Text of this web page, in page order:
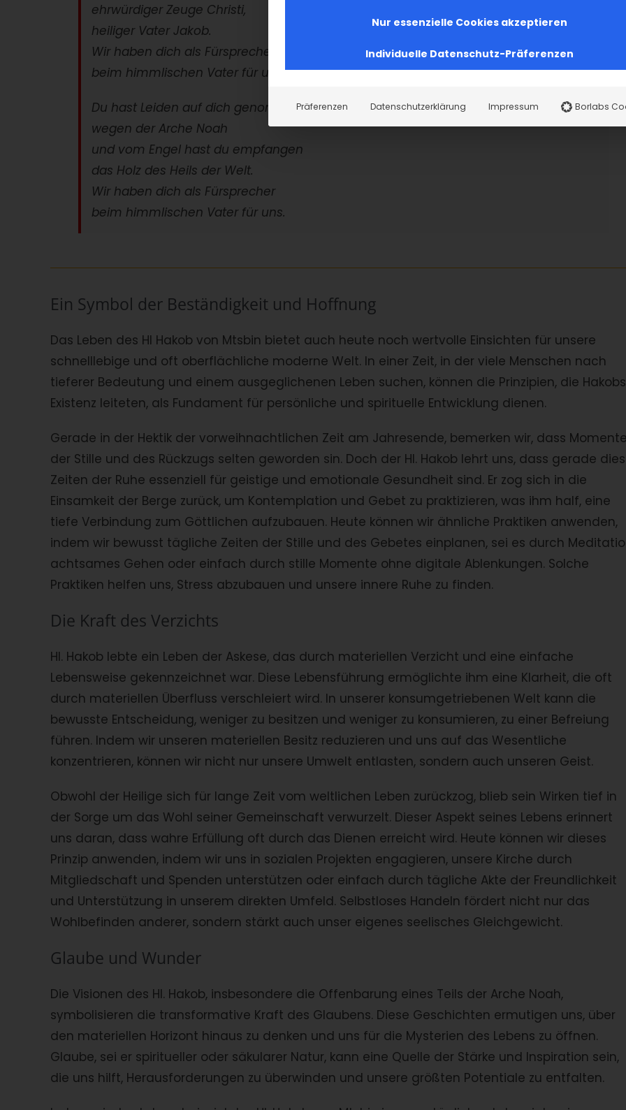
ehrwürdiger Zeuge Christi,
heiliger Vater Jakob.
Wir haben dich als Fürsprecher
beim himmlischen Vater für uns.
Du hast Leiden auf dich genommen
wegen der Arche Noah
und vom Engel hast du empfangen
das Holz des Heils der Welt.
Wir haben dich als Fürsprecher
beim himmlischen Vater für uns.
Ein Symbol der Beständigkeit und Hoffnung
Das Leben des Hl Hakob von Mtsbin bietet auch heute noch wertvolle Einsichten für unsere
schnelllebige und oft oberflächliche moderne Welt. In einer Zeit, in der viele Menschen nach
tieferer Bedeutung und einem ausgeglichenen Leben suchen, können die Prinzipien, die Hakobs
Existenz leiteten, als Fundament für persönliche und spirituelle Entwicklung dienen.
Gerade in der Hektik der vorweihnachtlichen Zeit am Jahresende, bemerken wir, dass
der Stille und des Rückzugs selten geworden sin. Doch der Hl. Hakob lehrt uns, dass gerade
Zeiten der Ruhe essenziell für geistige und emotionale Gesundheit sind. Er zog sich in die
Einsamkeit der Berge zurück, um Kontemplation und Gebet zu praktizieren, was ihm half, eine
tiefe Verbindung zum Göttlichen aufzubauen. Heute können wir ähnliche Praktiken anwenden,
indem wir bewusst tägliche Zeiten der Stille und des Gebetes einplanen, sei es durch
achtsames Gehen oder einfach durch stille Momente ohne digitale Ablenkungen. Solche
Praktiken helfen uns, Stress abzubauen und unsere innere Ruhe zu finden.
Die Kraft des Verzichts
Hl. Hakob lebte ein Leben der Askese, das durch materiellen Verzicht und eine einfache
Lebensweise gekennzeichnet war. Diese Lebensführung ermöglichte ihm eine Klarheit, die oft
durch materiellen Überfluss verschleiert wird. In unserer konsumgetriebenen Welt kann die
bewusste Entscheidung, weniger zu besitzen und weniger zu konsumieren, zu einer Befreiung
führen. Indem wir unseren materiellen Besitz reduzieren und uns auf das Wesentliche
konzentrieren, können wir nicht nur unsere Umwelt entlasten, sondern auch unseren Geist.
Obwohl der Heilige sich für lange Zeit vom weltlichen Leben zurückzog, blieb sein Wirken tief in
der Sorge um das Wohl seiner Gemeinschaft verwurzelt. Dieser Aspekt seines Lebens erinnert
uns daran, dass wahre Erfüllung oft durch das Dienen erreicht wird. Heute können wir dieses
Prinzip anwenden, indem wir uns in sozialen Projekten engagieren, unsere Kirche durch
Mitgliedschaft und Spenden unterstützen oder einfach durch tägliche Akte der Freundlichkeit
und Unterstützung in unserem direkten Umfeld. Selbstloses Handeln fördert nicht nur das
Wohlbefinden anderer, sondern stärkt auch unser eigenes seelisches Gleichgewicht.
Glaube und Wunder
Die Visionen des Hl. Hakob, insbesondere die Offenbarung eines Teils der Arche Noah,
symbolisieren die transformative Kraft des Glaubens. Diese Geschichten ermutigen uns, über
den materiellen Horizont hinaus zu denken und uns für die Mysterien des Lebens zu öffnen.
Glaube, sei er spiritueller oder säkularer Natur, kann eine Quelle der Stärke und Inspiration sein,
die uns hilft, Herausforderungen zu überwinden und unsere größten Potentiale zu entfalten.
Nur essenzielle Cookies akzeptieren
Individuelle Datenschutz-Präferenzen
Präferenzen Datenschutzerklärung Impressum Borlabs